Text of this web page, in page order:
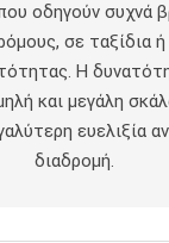
οδηγούν συχνά
σε ταξίδια
Η
και μεγάλη
ευελιξία
διαδρομή.